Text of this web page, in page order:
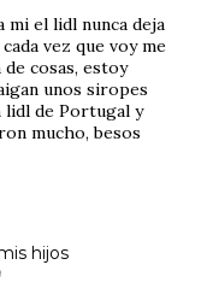
mi el lidl nunca deja
vez que voy me
cosas, estoy
unos siropes
lidl de Portugal y
mucho, besos
hijos